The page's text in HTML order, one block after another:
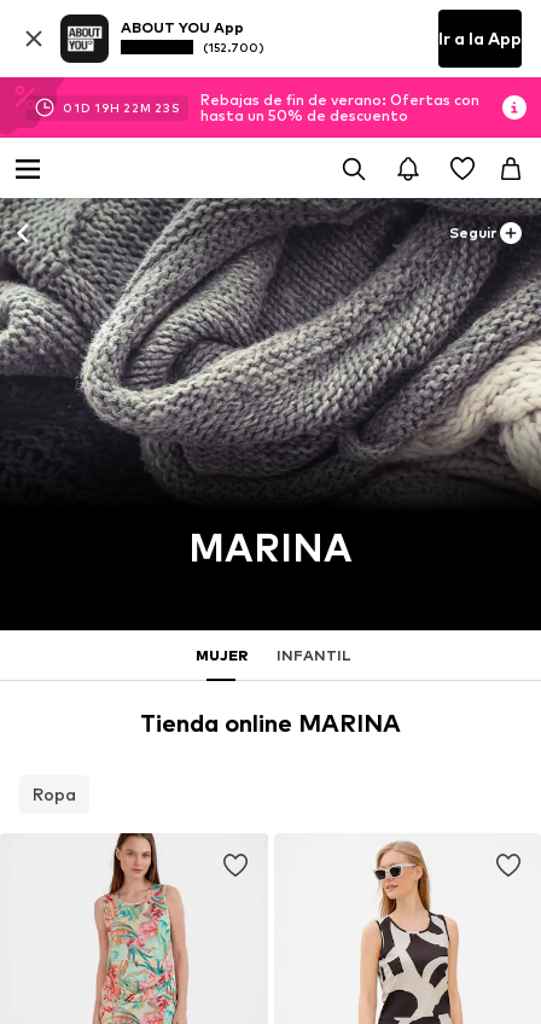
ABOUT YOU App
(152.700) Ir a la App
01D 19H 22M 22 S
Rebajas de fin de verano: Ofertas con
hasta un 50% de descuento
Seguir
MARINA
MUJER INFANTIL
Tienda online MARINA
Ropa